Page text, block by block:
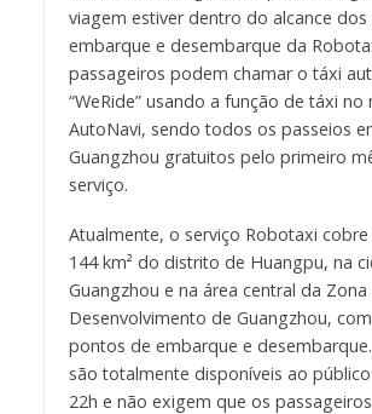
viagem estiver dentro do alcance
embarque e desembarque da
passageiros podem chamar o táxi
“WeRide” usando a função de táxi no
AutoNavi, sendo todos os passeios
Guangzhou gratuitos pelo primeiro
serviço.
Atualmente, o serviço Robotaxi cobre
144 km² do distrito de Huangpu, na
Guangzhou e na área central da Zona
Desenvolvimento de Guangzhou,
pontos de embarque e
são totalmente disponíveis ao
22h e não exigem que os